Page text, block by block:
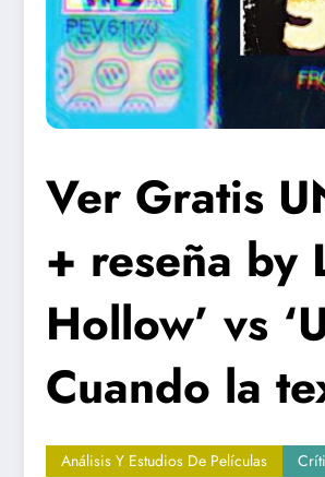
Ver Gratis
+ reseña by
Hollow’ vs
Cuando la
Análisis Y Estudios De Películas